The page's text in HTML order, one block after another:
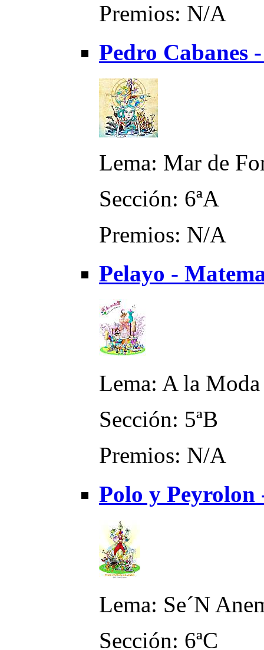
Premios: N/A
Pedro Cabanes
Lema: Mar de
Sección: 6ªA
Premios: N/A
Pelayo -
Lema: A la Moda
Sección: 5ªB
Premios: N/A
Polo y
Lema: Se´N
Sección: 6ªC